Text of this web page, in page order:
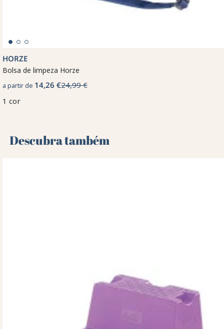
HORZE
Bolsa de limpeza Horze
a partir de 14,26 €24,99 €
1 cor
Descubra também 🌻